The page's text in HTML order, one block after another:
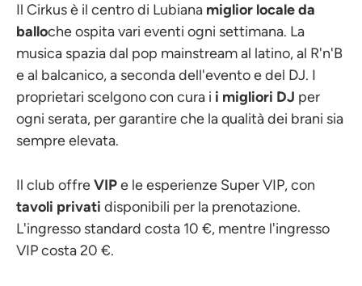
Il Cirkus è il centro di Lubiana miglior locale da
balloche ospita vari eventi ogni settimana. La
musica spazia dal pop mainstream al latino, al R'n'B
e al balcanico, a seconda dell'evento e del DJ. I
proprietari scelgono con cura i i migliori DJ per
ogni serata, per garantire che la qualità dei brani sia
sempre elevata.
Il club offreVIPe le esperienze Super VIP, con
tavoli privati disponibili per la prenotazione.
L'ingresso standard costa 10 €, mentre l'ingresso
VIP costa 20 €.